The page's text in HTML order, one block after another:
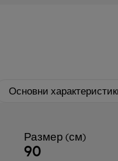
Основни
Размер (см)
90